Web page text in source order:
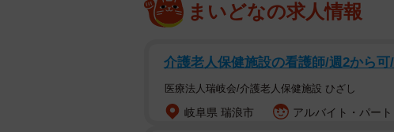
まいどなの求人情報
介護老人保健施設の看護師/週2から
医療法人瑞岐会/介護老人保健施設 ひざし
岐阜県 瑞浪市 アルバイト・パー